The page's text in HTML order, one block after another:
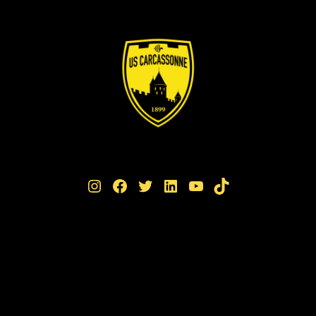
Instagram Facebook Twitter LinkedIn YouTube TikTok